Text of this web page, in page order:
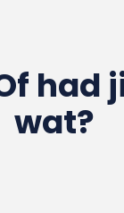
had
wat?